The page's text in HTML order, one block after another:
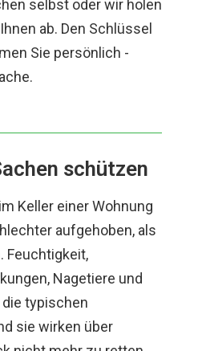
selbst oder wir holen
ab. Den Schlüssel
Sie persönlich -
schützen
Keller einer Wohnung
aufgehoben, als
Feuchtigkeit,
Nagetiere und
typischen
sie wirken über